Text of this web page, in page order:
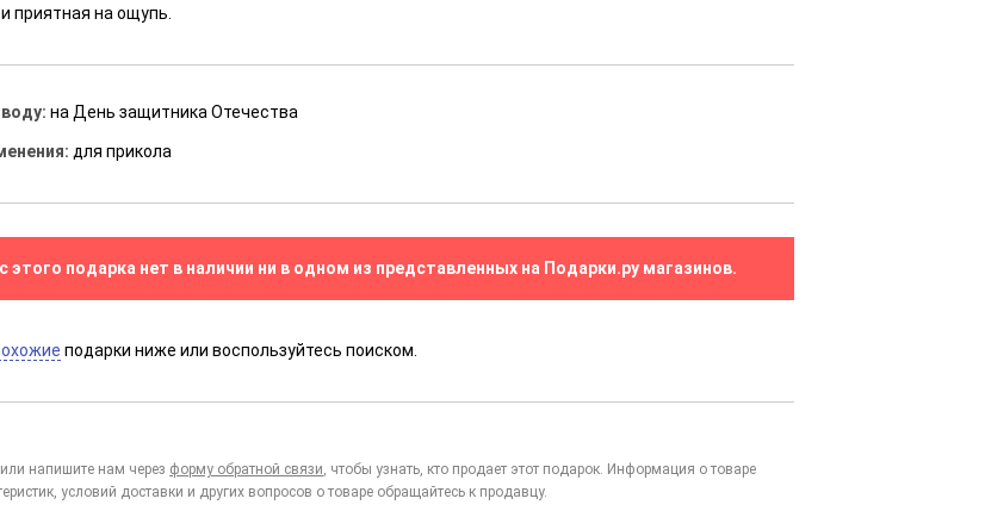
приятная на ощупь.
на День защитника Отечества
для прикола
этого подарка нет в наличии ни в одном из представленных на Подарки.ру магазинов.
подарки ниже или воспользуйтесь поиском.
напишите нам через форму обратной связи, чтобы узнать, кто продает этот подарок. Информация о товаре
условий доставки и других вопросов о товаре обращайтесь к продавцу.